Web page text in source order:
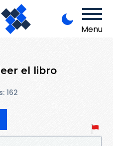
Menu
el libro
162